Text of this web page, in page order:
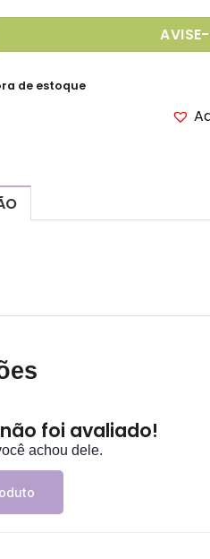
de estoque
foi avaliado!
achou dele.